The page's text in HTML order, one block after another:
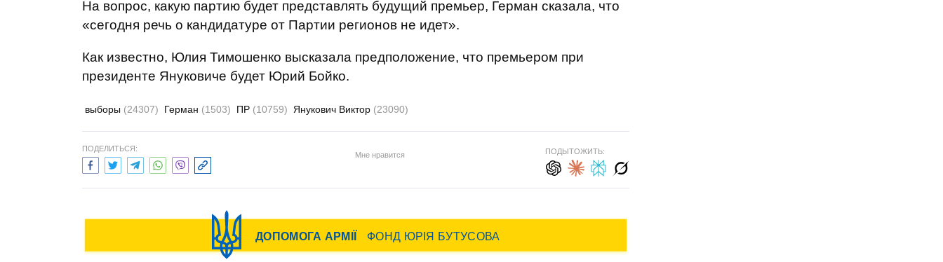
На вопрос, какую партию будет представлять будущий премьер, Герман сказала, что
«сегодня речь о кандидатуре от Партии регионов не идет».
Как известно, Юлия Тимошенко высказала предположение, что премьером при
президенте Януковиче будет Юрий Бойко.
выборы (24307) Герман (1503) ПР (10759) Янукович Виктор (23090)
ПОДЕЛИТЬСЯ:
Мне нравится ПОДЫТОЖИТЬ: